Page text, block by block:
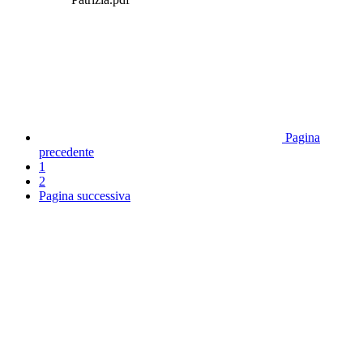
Pagina
precedente
1
2
Pagina successiva